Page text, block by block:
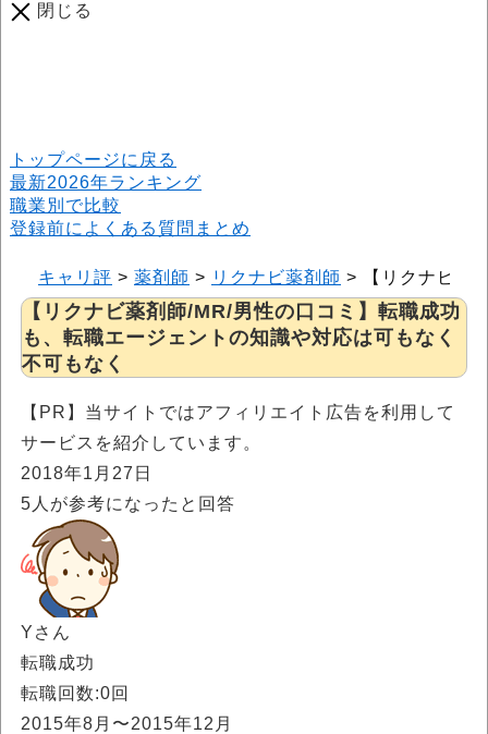
閉じる
トップページに戻る
最新2026年ランキング
職業別で比較
登録前によくある質問まとめ
キャリ評 > 薬剤師 > リクナビ薬剤師 > 【リクナビ薬
【リクナビ薬剤師/MR/男性の口コミ】転職成功
も、転職エージェントの知識や対応は可もなく
不可もなく
【PR】当サイトではアフィリエイト広告を利用して
サービスを紹介しています。
2018年1月27日
5 人が参考になったと回答
Yさん
転職成功
転職回数:0回
2015年8月〜2015年12月